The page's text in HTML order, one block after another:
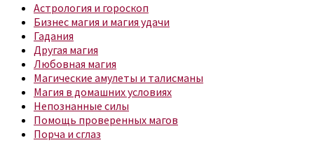
Астрология и гороскоп
Бизнес магия и магия удачи
Гадания
Другая магия
Любовная магия
Магические амулеты и талисманы
Магия в домашних условиях
Непознанные силы
Помощь проверенных магов
Порча и сглаз